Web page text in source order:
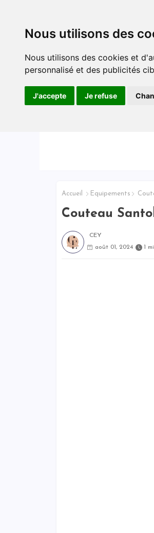
Nous utilisons des
Nous utilisons des cookies et
personnalisé et des publicités
J'accepte Je refuse
Accueil Equipements
Couteau
CEY
août 01, 2024
1